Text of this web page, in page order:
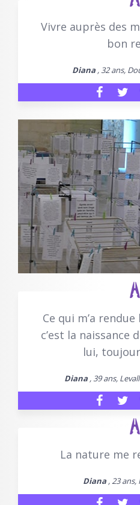
Vivre auprès des
bon
Diana , 32 ans,
Ce qui m’a
c’est la naissance
lui,
Diana , 39 ans,
La nature me
Diana , 23 ans,